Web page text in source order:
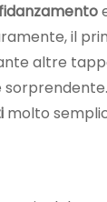
il
altre
sorprendente.
molto